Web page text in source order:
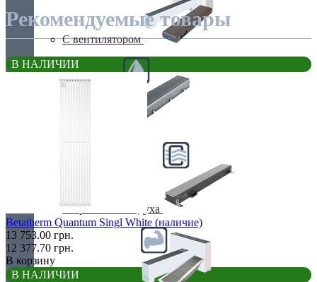
С вентилятором
С притоком воздуха
Рекомендуемые товары
В НАЛИЧИИ
Betatherm Quantum Singl White (наличие)
13 753.00 грн.
12 377.70 грн.
В корзину
В НАЛИЧИИ